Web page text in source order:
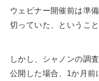
ウェビナー開催前は準
切っていた、というこ
しかし、シャノンの調
公開した場合、1か月前